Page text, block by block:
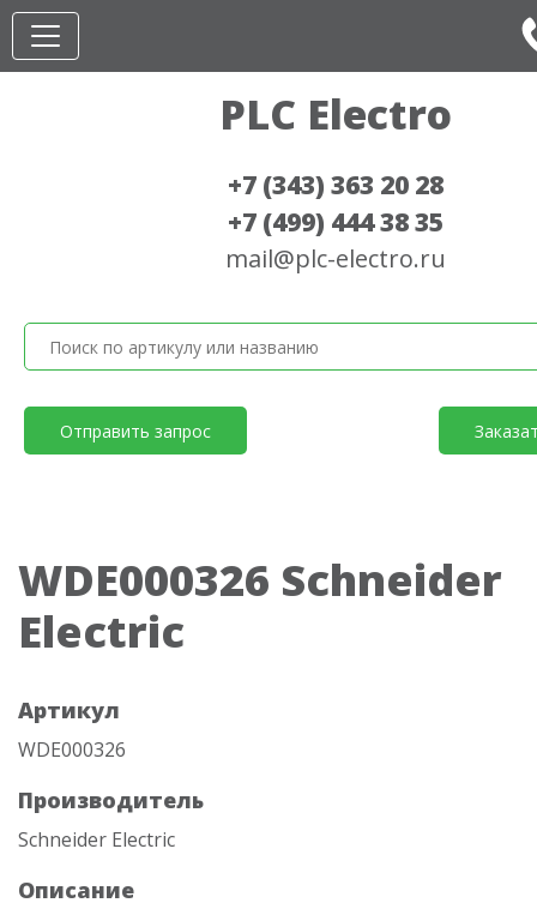
PLC Electro
+7 (343) 363 20 28
+7 (499) 444 38 35
mail@plc-electro.ru
Отправить запрос
WDE000326 Schneider
Electric
Артикул
WDE000326
Производитель
Schneider Electric
Описание